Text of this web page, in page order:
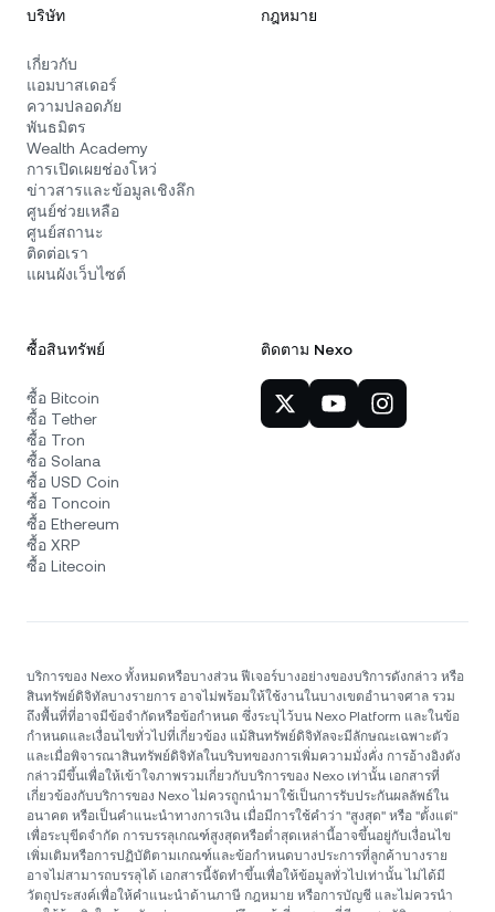
บริษัท
เกี่ยวกับ
แอมบาสเดอร์
ความปลอดภัย
พันธมิตร
Wealth Academy
การเปิดเผยช่องโหว่
ข่าวสารและข้อมูลเชิงลึก
ศูนย์ช่วยเหลือ
ศูนย์สถานะ
ติดต่อเรา
แผนผังเว็บไซต์
กฎหมาย
ซื้อสินทรัพย์
ซื้อ Bitcoin
ซื้อ Tether
ซื้อ Tron
ซื้อ Solana
ซื้อ USD Coin
ซื้อ Toncoin
ซื้อ Ethereum
ซื้อ XRP
ซื้อ Litecoin
ติดตาม Nexo
บริการของ Nexo ทั้งหมดหรือบางส่วน ฟีเจอร์บางอย่างของบริการดังกล่าว หรือ
สินทรัพย์ดิจิทัลบางรายการ อาจไม่พร้อมให้ใช้งานในบางเขตอำนาจศาล รวม
ถึงพื้นที่ที่อาจมีข้อจำกัดหรือข้อกำหนด ซึ่งระบุไว้บน Nexo Platform และในข้อ
กำหนดและเงื่อนไขทั่วไปที่เกี่ยวข้อง แม้สินทรัพย์ดิจิทัลจะมีลักษณะเฉพาะตัว
และเมื่อพิจารณาสินทรัพย์ดิจิทัลในบริบทของการเพิ่มความมั่งคั่ง การอ้างอิงดัง
กล่าวมีขึ้นเพื่อให้เข้าใจภาพรวมเกี่ยวกับบริการของ Nexo เท่านั้น เอกสารที่
เกี่ยวข้องกับบริการของ Nexo ไม่ควรถูกนำมาใช้เป็นการรับประกันผลลัพธ์ใน
อนาคต หรือเป็นคำแนะนำทางการเงิน เมื่อมีการใช้คำว่า "สูงสุด" หรือ "ตั้งแต่"
เพื่อระบุขีดจำกัด การบรรลุเกณฑ์สูงสุดหรือต่ำสุดเหล่านี้อาจขึ้นอยู่กับเงื่อนไข
เพิ่มเติมหรือการปฏิบัติตามเกณฑ์และข้อกำหนดบางประการที่ลูกค้าบางราย
อาจไม่สามารถบรรลุได้ เอกสารนี้จัดทำขึ้นเพื่อให้ข้อมูลทั่วไปเท่านั้น ไม่ได้มี
วัตถุประสงค์เพื่อให้คำแนะนำด้านภาษี กฎหมาย หรือการบัญชี และไม่ควรนำ